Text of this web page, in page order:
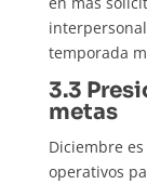
temporada
3.3
metas
Diciembre
operativos